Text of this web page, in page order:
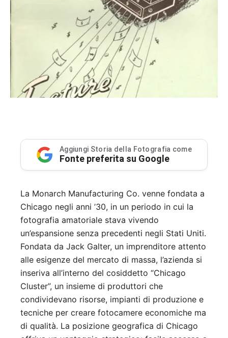
Aggiungi Storia della Fotografia come
Fonte preferita su Google
La Monarch Manufacturing Co. venne fondata a
Chicago negli anni ’30, in un periodo in cui la
fotografia amatoriale stava vivendo
un’espansione senza precedenti negli Stati Uniti.
Fondata da Jack Galter, un imprenditore attento
alle esigenze del mercato di massa, l’azienda si
inseriva all’interno del cosiddetto “Chicago
Cluster”, un insieme di produttori che
condividevano risorse, impianti di produzione e
tecniche per creare fotocamere economiche ma
di qualità. La posizione geografica di Chicago